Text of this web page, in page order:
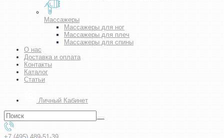
Массажеры
Массажеры для ног
Массажеры для плеч
Массажеры для спины
О нас
Доставка и оплата
Контакты
Каталог
Статьи
Личный Кабинет